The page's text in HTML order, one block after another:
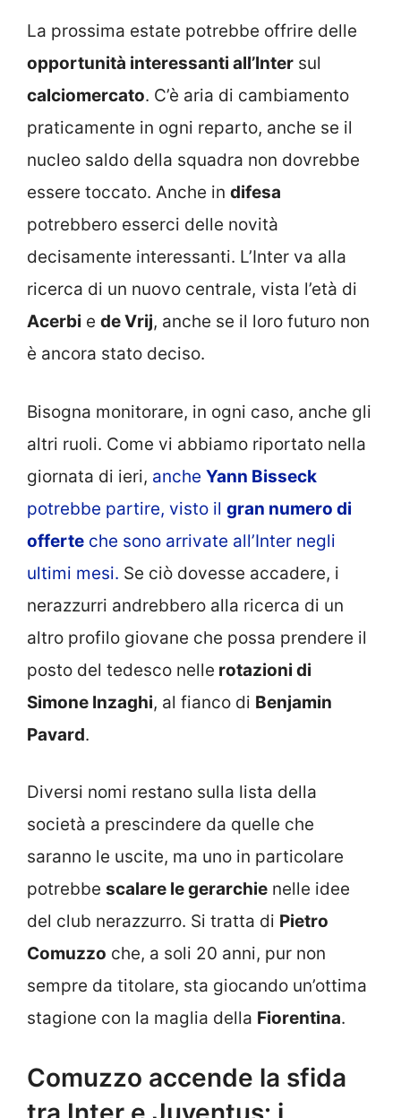
La prossima estate potrebbe offrire delle
opportunità interessanti all’Inter sul
calciomercato. C’è aria di cambiamento
praticamente in ogni reparto, anche se il
nucleo saldo della squadra non dovrebbe
essere toccato. Anche in difesa
potrebbero esserci delle novità
decisamente interessanti. L’Inter va alla
ricerca di un nuovo centrale, vista l’età di
Acerbi e de Vrij, anche se il loro futuro non
è ancora stato deciso.
Bisogna monitorare, in ogni caso, anche gli
altri ruoli. Come vi abbiamo riportato nella
giornata di ieri, anche Yann Bisseck
potrebbe partire, visto il gran numero di
offerte che sono arrivate all’Inter negli
ultimi mesi. Se ciò dovesse accadere, i
nerazzurri andrebbero alla ricerca di un
altro profilo giovane che possa prendere il
posto del tedesco nelle rotazioni di
Simone Inzaghi, al fianco di Benjamin
Pavard.
Diversi nomi restano sulla lista della
società a prescindere da quelle che
saranno le uscite, ma uno in particolare
potrebbe scalare le gerarchie nelle idee
del club nerazzurro. Si tratta di Pietro
Comuzzo che, a soli 20 anni, pur non
sempre da titolare, sta giocando un’ottima
stagione con la maglia della Fiorentina.
Comuzzo accende la sfida